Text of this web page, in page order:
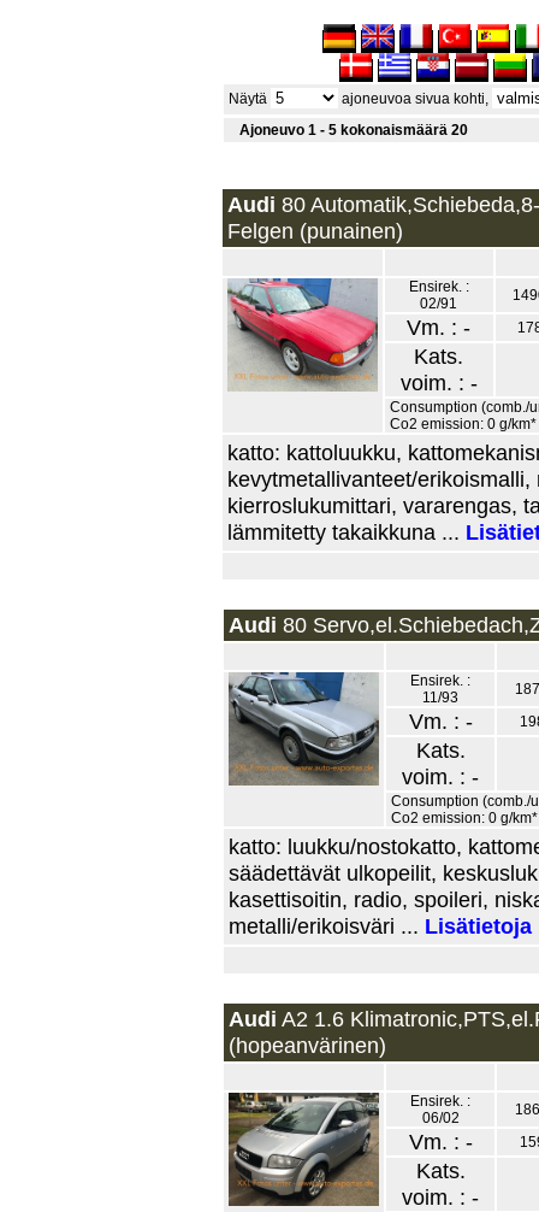
Näytä
ajoneuvoa sivua kohti,
Ajoneuvo 1 - 5 kokonaismäärä 20
Audi 80
Felgen (punainen)
Ensirek. :
02/91
Vm. : -
Kats.
voim. : -
Consumption (comb./
Co2 emission: 0 g/km*
katto: kattoluukku,
kevytmetallivanteet/
kierroslukumittari, vararengas,
lämmitetty takaikkuna ...
Audi 80
Ensirek. :
11/93
Vm. : -
Kats.
voim. : -
Consumption (comb./
Co2 emission: 0 g/km*
katto: luukku/nostokatto,
säädettävät ulkopeilit,
kasettisoitin, radio, spoileri,
metalli/erikoisväri ... Lisätietoja
Audi A2 1.6
(hopeanvärinen)
Ensirek. :
06/02
Vm. : -
Kats.
voim. : -